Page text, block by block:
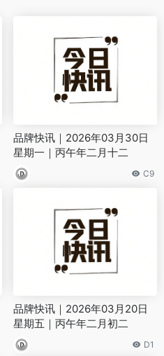
品牌快讯｜2026年03月30日
星期一｜丙午年二月十二
C9
品牌快讯｜2026年03月20日
星期五｜丙午年二月初二
D1